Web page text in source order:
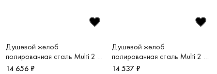
Душевой желоб
полированная сталь Multi 2 в
1 M850MS
14 656 ₽
Душевой желоб
полированная сталь Multi 2 в
1 M750MS
14 537 ₽